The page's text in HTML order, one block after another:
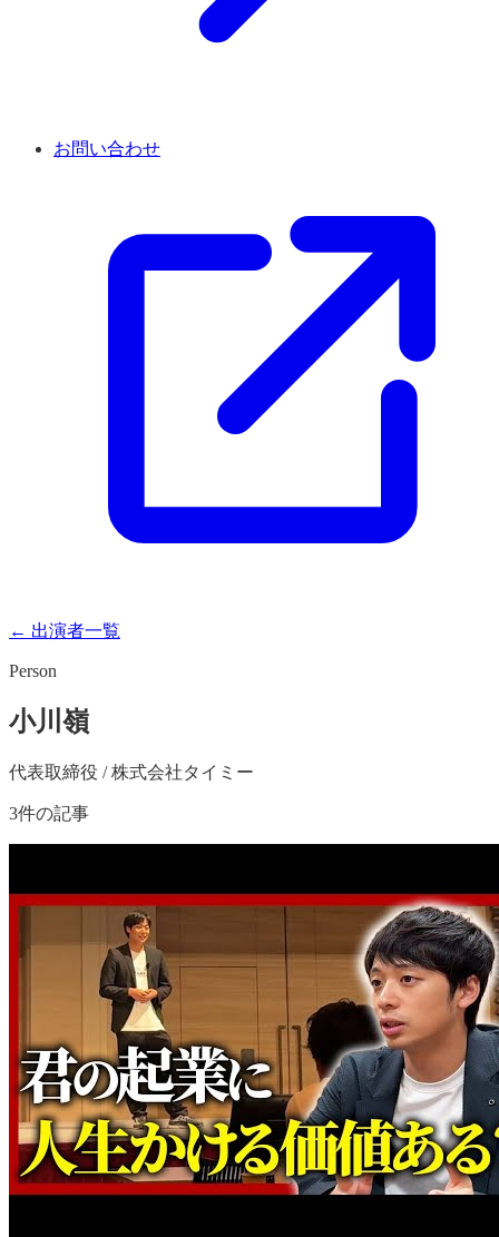
お問い合わせ
← 出演者一覧
Person
小川嶺
代表取締役 / 株式会社タイミー
3件の記事